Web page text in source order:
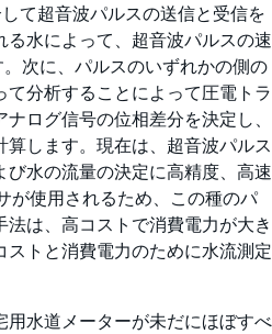
て超音波パルスの送信と受信を
水によって、超音波パルスの速
次に、パルスのいずれかの側の
分析することによって圧電トラ
ログ信号の位相差分を決定し、
します。現在は、超音波パルス
水の流量の決定に高精度、高速
が使用されるため、この種のパ
は、高コストで消費電力が大き
ストと消費電力のために水流測定
用水道メーターが未だにほぼすべ